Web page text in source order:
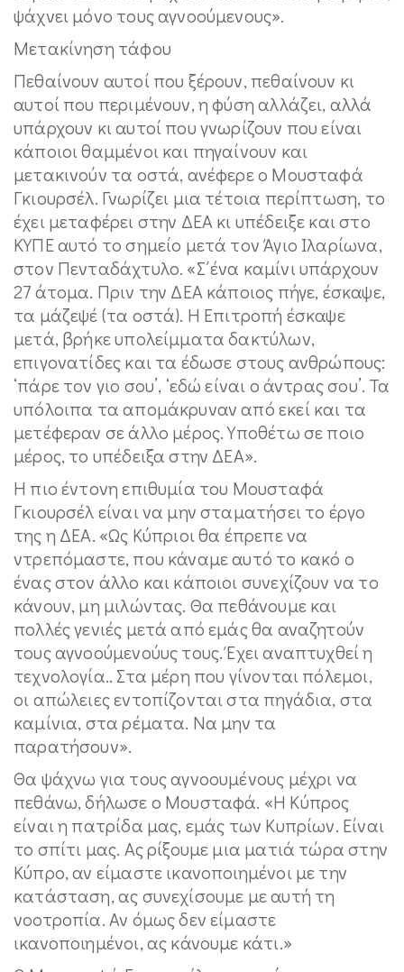
ψάχνει μόνο τους αγνοούμενους».
Μετακίνηση τάφου
Πεθαίνουν αυτοί που ξέρουν, πεθαίνουν κι
αυτοί που περιμένουν, η φύση αλλάζει, αλλά
υπάρχουν κι αυτοί που γνωρίζουν που είναι
κάποιοι θαμμένοι και πηγαίνουν και
μετακινούν τα οστά, ανέφερε ο Μουσταφά
Γκιουρσέλ. Γνωρίζει μια τέτοια περίπτωση, το
έχει μεταφέρει στην ΔΕΑ κι υπέδειξε και στο
ΚΥΠΕ αυτό το σημείο μετά τον Άγιο Ιλαρίωνα,
στον Πενταδάχτυλο. «Σ΄ένα καμίνι υπάρχουν
27 άτομα. Πριν την ΔΕΑ κάποιος πήγε, έσκαψε,
τα μάζεψέ (τα οστά). Η Επιτροπή έσκαψε
μετά, βρήκε υπολείμματα δακτύλων,
επιγονατίδες και τα έδωσε στους ανθρώπους:
‘πάρε τον γιο σου’, ‘εδώ είναι ο άντρας σου’. Τα
υπόλοιπα τα απομάκρυναν από εκεί και τα
μετέφεραν σε άλλο μέρος. Υποθέτω σε ποιο
μέρος, το υπέδειξα στην ΔΕΑ».
Η πιο έντονη επιθυμία του Μουσταφά
Γκιουρσέλ είναι να μην σταματήσει το έργο
της η ΔΕΑ. «Ως Κύπριοι θα έπρεπε να
ντρεπόμαστε, που κάναμε αυτό το κακό ο
ένας στον άλλο και κάποιοι συνεχίζουν να το
κάνουν, μη μιλώντας. Θα πεθάνουμε και
πολλές γενιές μετά από εμάς θα αναζητούν
τους αγνοούμενούυς τους. Έχει αναπτυχθεί η
τεχνολογία.. Στα μέρη που γίνονται πόλεμοι,
οι απώλειες εντοπίζονται στα πηγάδια, στα
καμίνια, στα ρέματα. Να μην τα
παρατήσουν».
Θα ψάχνω για τους αγνοουμένους μέχρι να
πεθάνω, δήλωσε ο Μουσταφά. «Η Κύπρος
είναι η πατρίδα μας, εμάς των Κυπρίων. Είναι
το σπίτι μας. Ας ρίξουμε μια ματιά τώρα στην
Κύπρο, αν είμαστε ικανοποιημένοι με την
κατάσταση, ας συνεχίσουμε με αυτή τη
νοοτροπία. Αν όμως δεν είμαστε
ικανοποιημένοι, ας κάνουμε κάτι.»